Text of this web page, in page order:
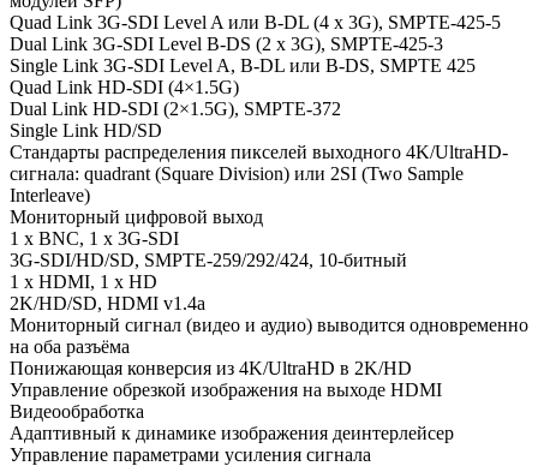
Quad Link 3G-SDI Level A или B-DL (4 x 3G), SMPTE-425-5
Dual Link 3G-SDI Level B-DS (2 x 3G), SMPTE-425-3
Single Link 3G-SDI Level A, B-DL или B-DS, SMPTE 425
Quad Link HD-SDI (4×1.5G)
Dual Link HD-SDI (2×1.5G), SMPTE-372
Single Link HD/SD
Стандарты распределения пикселей выходного 4K/UltraHD-
сигнала: quadrant (Square Division) или 2SI (Two Sample
Interleave)
Мониторный цифровой выход
1 x BNC, 1 x 3G-SDI
3G-SDI/HD/SD, SMPTE-259/292/424, 10-битный
1 x HDMI, 1 x HD
2K/HD/SD, HDMI v1.4a
Мониторный сигнал (видео и аудио) выводится одновременно
на оба разъёма
Понижающая конверсия из 4K/UltraHD в 2K/HD
Управление обрезкой изображения на выходе HDMI
Видеообработка
Адаптивный к динамике изображения деинтерлейсер
Управление параметрами усиления сигнала